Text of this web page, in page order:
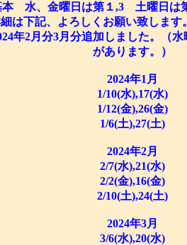
本 水、金曜日は第１,3 土曜日は第
細は下記、よろしくお願
年2月分3月分追加しました。（
があります。）
2024年1月
1/10(水),17(水)
1/12(金),26(金)
1/6(土),27(土)
2024年2月
2/7(水),21(水)
2/2(金),16(金)
2/10(土),24(土)
2024年3月
3/6(水),20(水)